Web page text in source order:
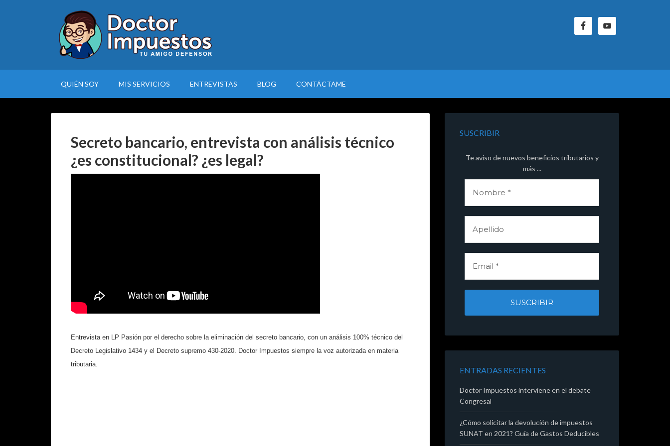
QUIÉN SOY MIS SERVICIOS ENTREVISTAS BLOG CONTÁCTAME
Secreto bancario, entrevista con análisis técnico
¿es constitucional? ¿es legal?
Entrevista en LP Pasión por el derecho sobre la eliminación del secreto bancario, con un análisis 100% técnico del
Decreto Legislativo 1434 y el Decreto supremo 430-2020. Doctor Impuestos siempre la voz autorizada en materia
tributaria.
SUSCRIBIR
Te aviso de nuevos beneficios tributarios y
más ...
ENTRADAS RECIENTES
Doctor Impuestos interviene en el debate
Congresal
¿Cómo solicitar la devolución de impuestos
SUNAT en 2021? Guía de Gastos Deducibles